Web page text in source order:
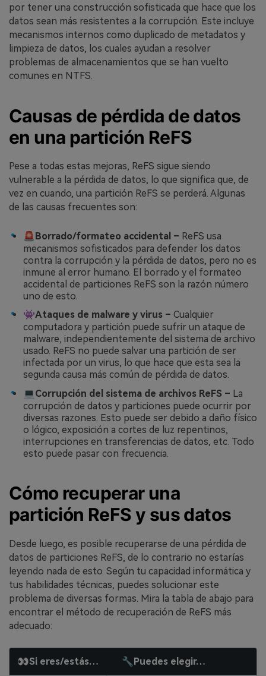
por tener una construcción sofisticada que hace que los
datos sean más resistentes a la corrupción. Este incluye
mecanismos internos como duplicado de metadatos y
limpieza de datos, los cuales ayudan a resolver
problemas de almacenamientos que se han vuelto
comunes en NTFS.
Causas de pérdida de datos
en una partición ReFS
Pese a todas estas mejoras, ReFS sigue siendo
vulnerable a la pérdida de datos, lo que significa que, de
vez en cuando, una partición ReFS se perderá. Algunas
de las causas frecuentes son:󠀲󠀩󠀠󠀥󠀦󠀥󠀤󠀩󠀳
🚨Borrado/formateo accidental – ReFS usa
mecanismos sofisticados para defender los datos
contra la corrupción y la pérdida de datos, pero no es
inmune al error humano. El borrado y el formateo
accidental de particiones ReFS son la razón número
uno de esto.
👾Ataques de malware y virus – Cualquier
computadora y partición puede sufrir un ataque de
malware, independientemente del sistema de archivo
usado. ReFS no puede salvar una partición de ser
infectada por un virus, lo que hace que esta sea la
segunda causa más común de pérdida de datos.
💻Corrupción del sistema de archivos ReFS – La
corrupción de datos y particiones puede ocurrir por
diversas razones. Esto puede ser debido a daño físico
o lógico, exposición a cortes de luz repentinos,
interrupciones en transferencias de datos, etc. Todo
esto puede pasar con frecuencia.
Cómo recuperar una
partición ReFS y sus datos
Desde luego, es posible recuperarse de una pérdida de
datos de particiones ReFS, de lo contrario no estarías
leyendo nada de esto. Según tu capacidad informática y
tus habilidades técnicas, puedes solucionar este
problema de diversas formas. Mira la tabla de abajo para
encontrar el método de recuperación de ReFS más
adecuado:
👀Si eres/estás… 🔧Puedes elegir…